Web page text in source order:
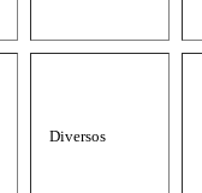
Diversos